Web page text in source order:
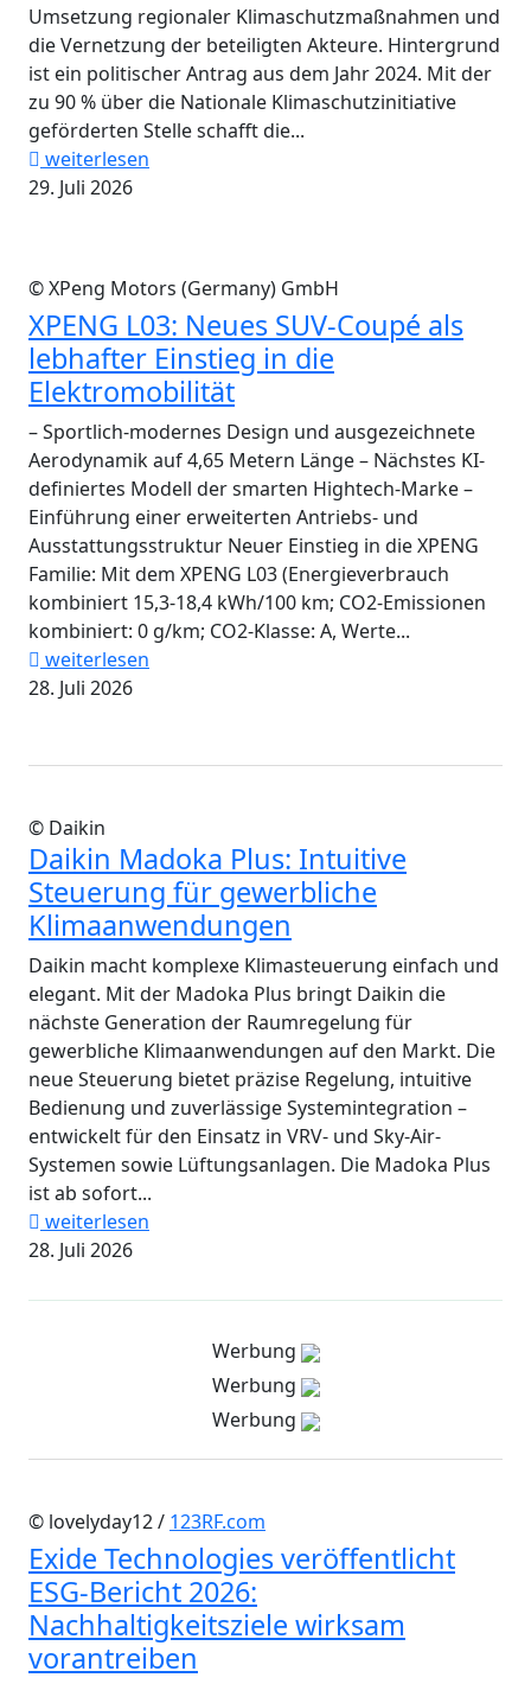
Umsetzung regionaler Klimaschutzmaßnahmen und
die Vernetzung der beteiligten Akteure. Hintergrund
ist ein politischer Antrag aus dem Jahr 2024. Mit der
zu 90 % über die Nationale Klimaschutzinitiative
geförderten Stelle schafft die...
weiterlesen
29. Juli 2026
© XPeng Motors (Germany) GmbH
XPENG L03: Neues SUV-Coupé als
lebhafter Einstieg in die
Elektromobilität
– Sportlich-modernes Design und ausgezeichnete
Aerodynamik auf 4,65 Metern Länge – Nächstes KI-
definiertes Modell der smarten Hightech-Marke –
Einführung einer erweiterten Antriebs- und
Ausstattungsstruktur Neuer Einstieg in die XPENG
Familie: Mit dem XPENG L03 (Energieverbrauch
kombiniert 15,3-18,4 kWh/100 km; CO2-Emissionen
kombiniert: 0 g/km; CO2-Klasse: A, Werte...
weiterlesen
28. Juli 2026
© Daikin
Daikin Madoka Plus: Intuitive
Steuerung für gewerbliche
Klimaanwendungen
Daikin macht komplexe Klimasteuerung einfach und
elegant. Mit der Madoka Plus bringt Daikin die
nächste Generation der Raumregelung für
gewerbliche Klimaanwendungen auf den Markt. Die
neue Steuerung bietet präzise Regelung, intuitive
Bedienung und zuverlässige Systemintegration –
entwickelt für den Einsatz in VRV- und Sky-Air-
Systemen sowie Lüftungsanlagen. Die Madoka Plus
ist ab sofort...
weiterlesen
28. Juli 2026
Werbung
Werbung
Werbung
© lovelyday12 / 123RF.com
Exide Technologies veröffentlicht
ESG-Bericht 2026:
Nachhaltigkeitsziele wirksam
vorantreiben